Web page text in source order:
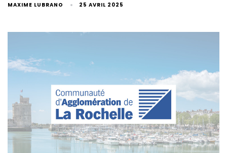
MAXIME LUBRANO 25 AVRIL 2025